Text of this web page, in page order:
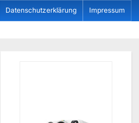
Datenschutzerklärung Impressum